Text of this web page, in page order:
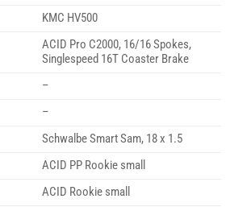
KMC HV500
ACID Pro C2000, 16/16 Spokes,
Singlespeed 16T Coaster Brake
–
–
Schwalbe Smart Sam, 18 x 1.5
ACID PP Rookie small
ACID Rookie small